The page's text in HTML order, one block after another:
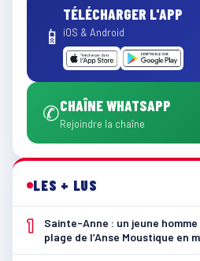
📱
TÉLÉCHARGER L'APP
iOS & Android
✆CHAÎNE WHATSAPP
Rejoindre la chaîne
LES + LUS
1
Sainte-Anne : un jeune
plage de l’Anse Moustique en